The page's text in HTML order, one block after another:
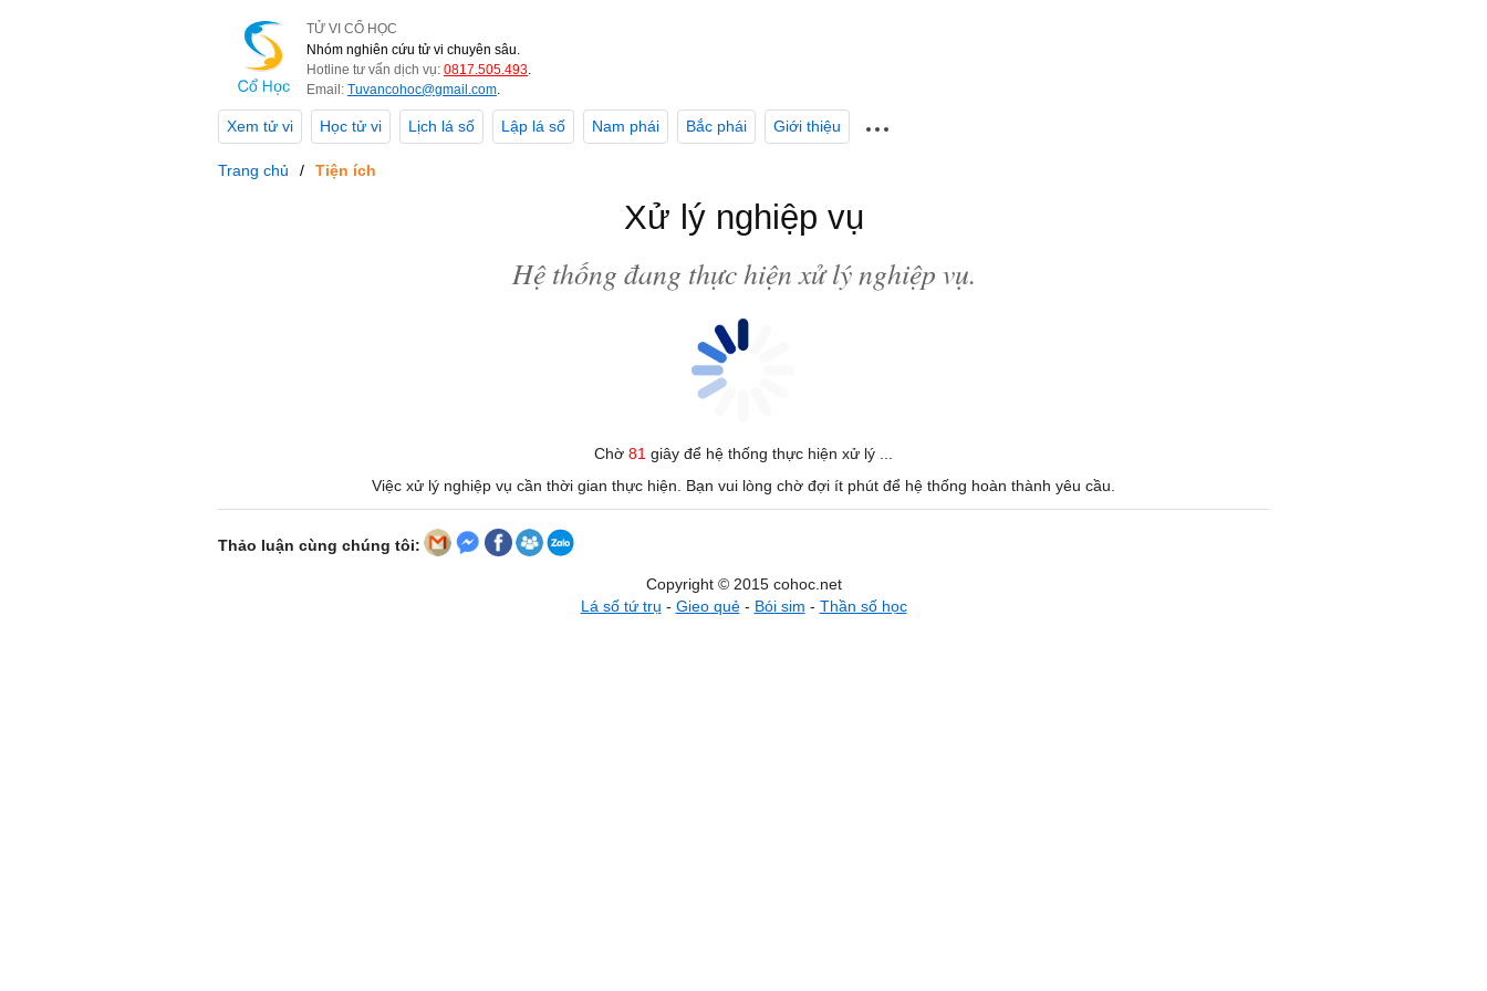
TỬ VI CỔ HỌC
Nhóm nghiên cứu tử vi chuyên sâu.
Hotline tư vấn dịch vụ: 0817.505.493.
Email: Tuvancohoc@gmail.com.
Xem tử vi Học tử vi Lịch lá số Lập lá số Nam phái Bắc phái Giới thiệu
Trang chủ Tiện ích
Xử lý nghiệp vụ
Hệ thống đang thực hiện xử lý nghiệp vụ.
Chờ 81 giây để hệ thống thực hiện xử lý ...
Việc xử lý nghiệp vụ cần thời gian thực hiện. Bạn vui lòng chờ đợi ít phút để hệ thống hoàn thành yêu cầu.
Thảo luận cùng chúng tôi:
Copyright © 2015 cohoc.net
Lá số tứ trụ - Gieo quẻ- Bói sim - Thần số học